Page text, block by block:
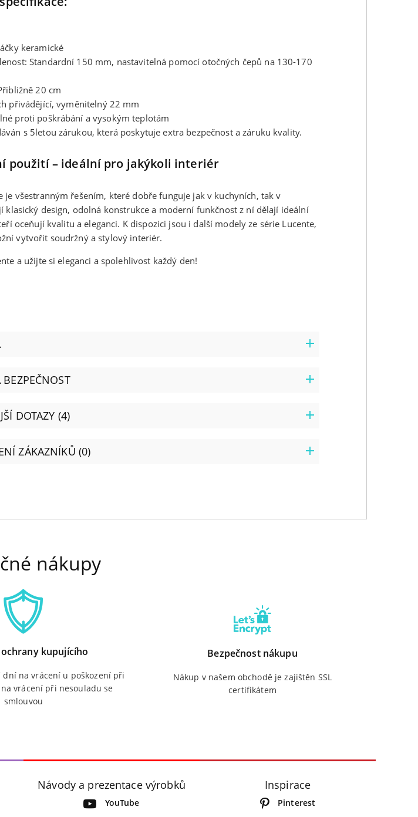
keramické
Standardní 150 mm, nastavitelná pomocí otočných čepů na 130-170
20 cm
přivádějící, vyměnitelný 22 mm
proti poškrábání a vysokým teplotám
s 5letou zárukou, která poskytuje extra bezpečnost a záruku kvality.
použití – ideální pro jakýkoli interiér
je všestranným řešením, které dobře funguje jak v kuchyních, tak v
klasický design, odolná konstrukce a moderní funkčnost z ní dělají ideální
oceňují kvalitu a eleganci. K dispozici jsou i další modely ze série Lucente,
vytvořit soudržný a stylový interiér.
a užijte si eleganci a spolehlivost každý den!
DOTAZY (4)
ZÁKAZNÍKŮ (0)
nákupy
kupujícího
dní na vrácení u poškození při
vrácení při nesouladu se
smlouvou
Bezpečnost nákupu
Nákup v našem obchodě je zajištěn SSL
certifikátem
Návody a prezentace výrobků
YouTube
Inspirace
Pinterest